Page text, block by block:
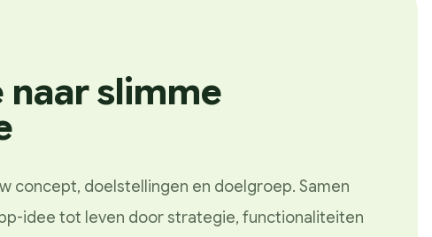
naar slimme
concept, doelstellingen en doelgroep. Samen
idee tot leven door strategie, functionaliteiten